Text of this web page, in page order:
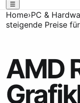
☰
Home›PC &
steigende Preise
AMD